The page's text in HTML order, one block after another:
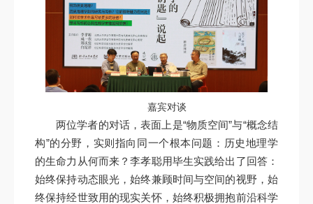
嘉宾对谈
两位学者的对话，表面上是“物质空间”与“概念结
构”的分野，实则指向同一个根本问题：历史地理学
的生命力从何而来？李孝聪用毕生实践给出了回答：
始终保持动态眼光，始终兼顾时间与空间的视野，始
终保持经世致用的现实关怀，始终积极拥抱前沿科学